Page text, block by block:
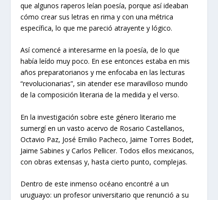
que algunos raperos leían poesía, porque así ideaban
cómo crear sus letras en rima y con una métrica
específica, lo que me pareció atrayente y lógico.
Así comencé a interesarme en la poesía, de lo que
había leído muy poco. En ese entonces estaba en mis
años preparatorianos y me enfocaba en las lecturas
“revolucionarias”, sin atender ese maravilloso mundo
de la composición literaria de la medida y el verso.
En la investigación sobre este género literario me
sumergí en un vasto acervo de Rosario Castellanos,
Octavio Paz, José Emilio Pacheco, Jaime Torres Bodet,
Jaime Sabines y Carlos Pellicer. Todos ellos mexicanos,
con obras extensas y, hasta cierto punto, complejas.
Dentro de este inmenso océano encontré a un
uruguayo: un profesor universitario que renunció a su